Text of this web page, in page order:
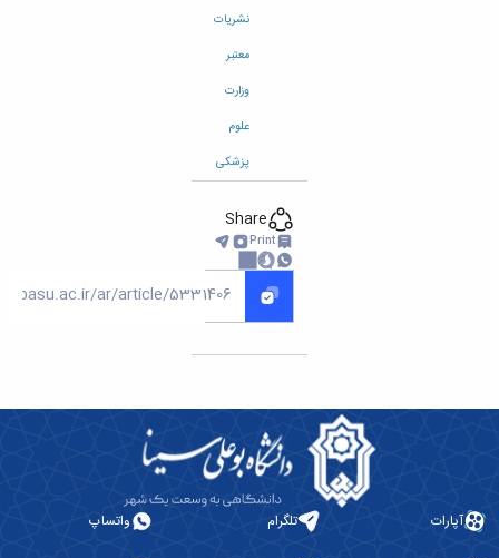
نشریات
معتبر
وزارت
علوم
پزشکی
Share
Print
آپارات تلگرام واتساپ